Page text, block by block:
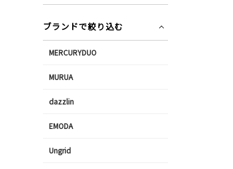
ブランドで絞り込む
MERCURYDUO
MURUA
dazzlin
EMODA
Ungrid